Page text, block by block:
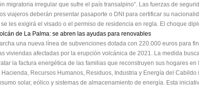
migratoria irregular que sufre el país transalpino”. Las fuerzas de
viajeros deberán presentar pasaporte o DNI para certificar su
les exigirá el visado o el permiso de residencia en regla. El choque
de La Palma: se abren las ayudas para renovables
una nueva línea de subvenciones dotada con 220.000 euros para
viviendas afectadas por la erupción volcánica de 2021. La medida
la factura energética de las familias que reconstruyen sus hogares en
Recursos Humanos, Residuos, Industria y Energía del Cabildo
solar, eólico y sistemas de almacenamiento de energía. Esta